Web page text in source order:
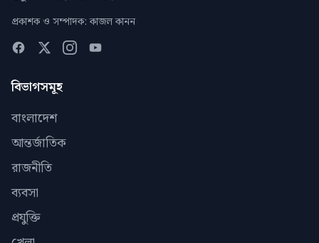
প্রকাশক ও সম্পাদক: কাজল কানন
বিভাগসমূহ
বাংলাদেশ
আন্তর্জাতিক
রাজনীতি
ব্যবসা
প্রযুক্তি